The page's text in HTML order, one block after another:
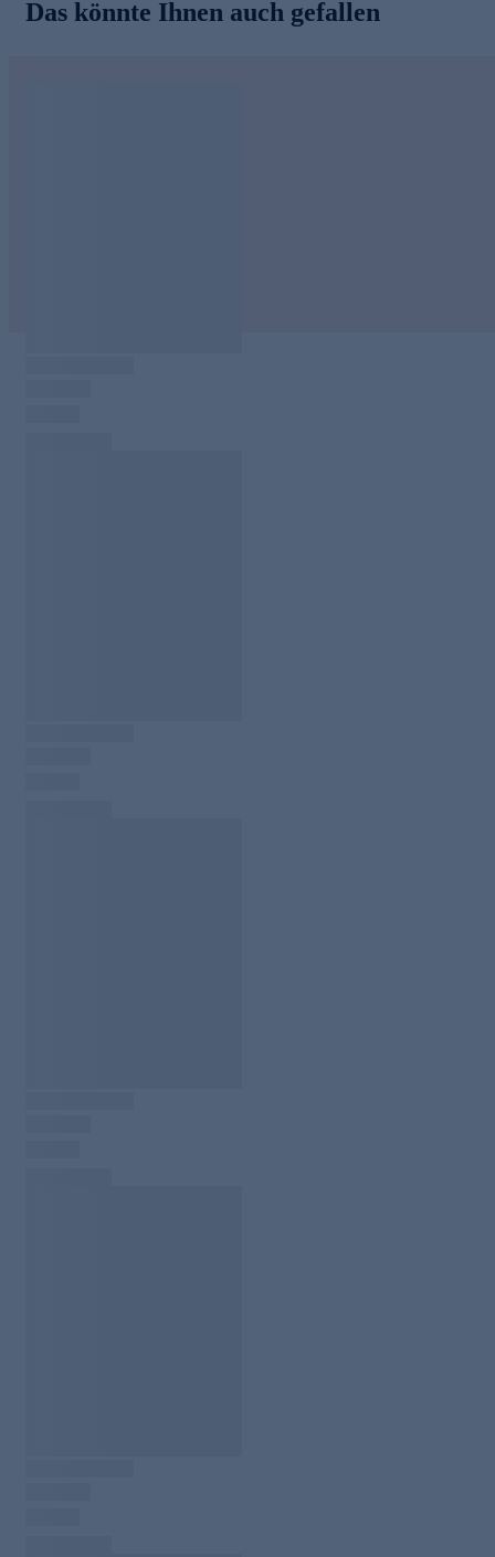
Das könnte Ihnen auch gefallen